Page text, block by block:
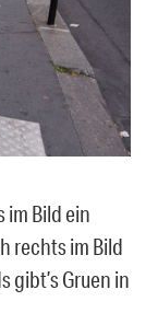
Bild ein
rechts im Bild
Gruen in